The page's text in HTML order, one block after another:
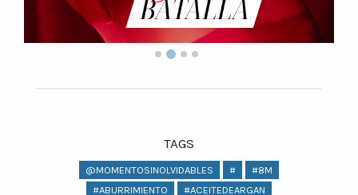
TAGS
@MOMENTOSINOLVIDABLES #
#8M
#ABURRIMIENTO
#ACEITEDEARGAN